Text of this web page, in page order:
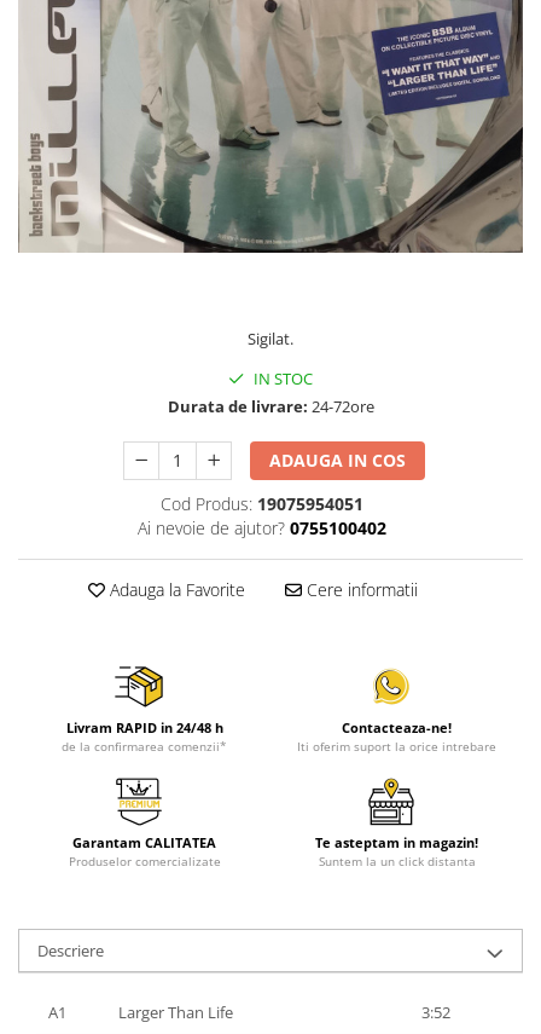
Viniluri Românești
Colecția Electrecord
Sigilat.
IN STOC
Durata de livrare: 24-72ore
ADAUGA IN COS
Cod Produs: 19075954051
Ai nevoie de ajutor? 0755100402
Adauga la Favorite Cere informatii
Livram RAPID in 24/48 h
de la confirmarea comenzii*
Contacteaza-ne!
Iti oferim suport la orice intrebare
Garantam CALITATEA
Produselor comercializate
Te asteptam in magazin!
Suntem la un click distanta
Descriere
A1 Larger Than Life
3:52